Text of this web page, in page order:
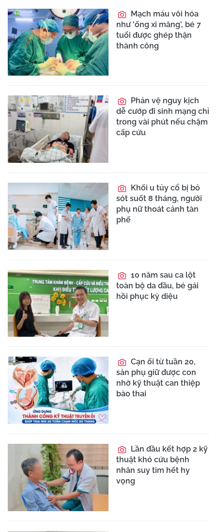
Mạch máu vôi hóa
như 'ống xi măng', bé 7
tuổi được ghép thận
thành công
Phản vệ nguy kịch
dễ cướp đi sinh mạng chỉ
trong vài phút nếu chậm
cấp cứu
Khối u tủy cổ bị bỏ
sót suốt 8 tháng, người
phụ nữ thoát cảnh tàn
phế
10 năm sau ca lột
toàn bộ da đầu, bé gái
hồi phục kỳ diệu
Cạn ối từ tuần 20,
sản phụ giữ được con
nhờ kỹ thuật can thiệp
bào thai
Lần đầu kết hợp 2 kỹ
thuật khó cứu bệnh
nhân suy tim hết hy
vọng